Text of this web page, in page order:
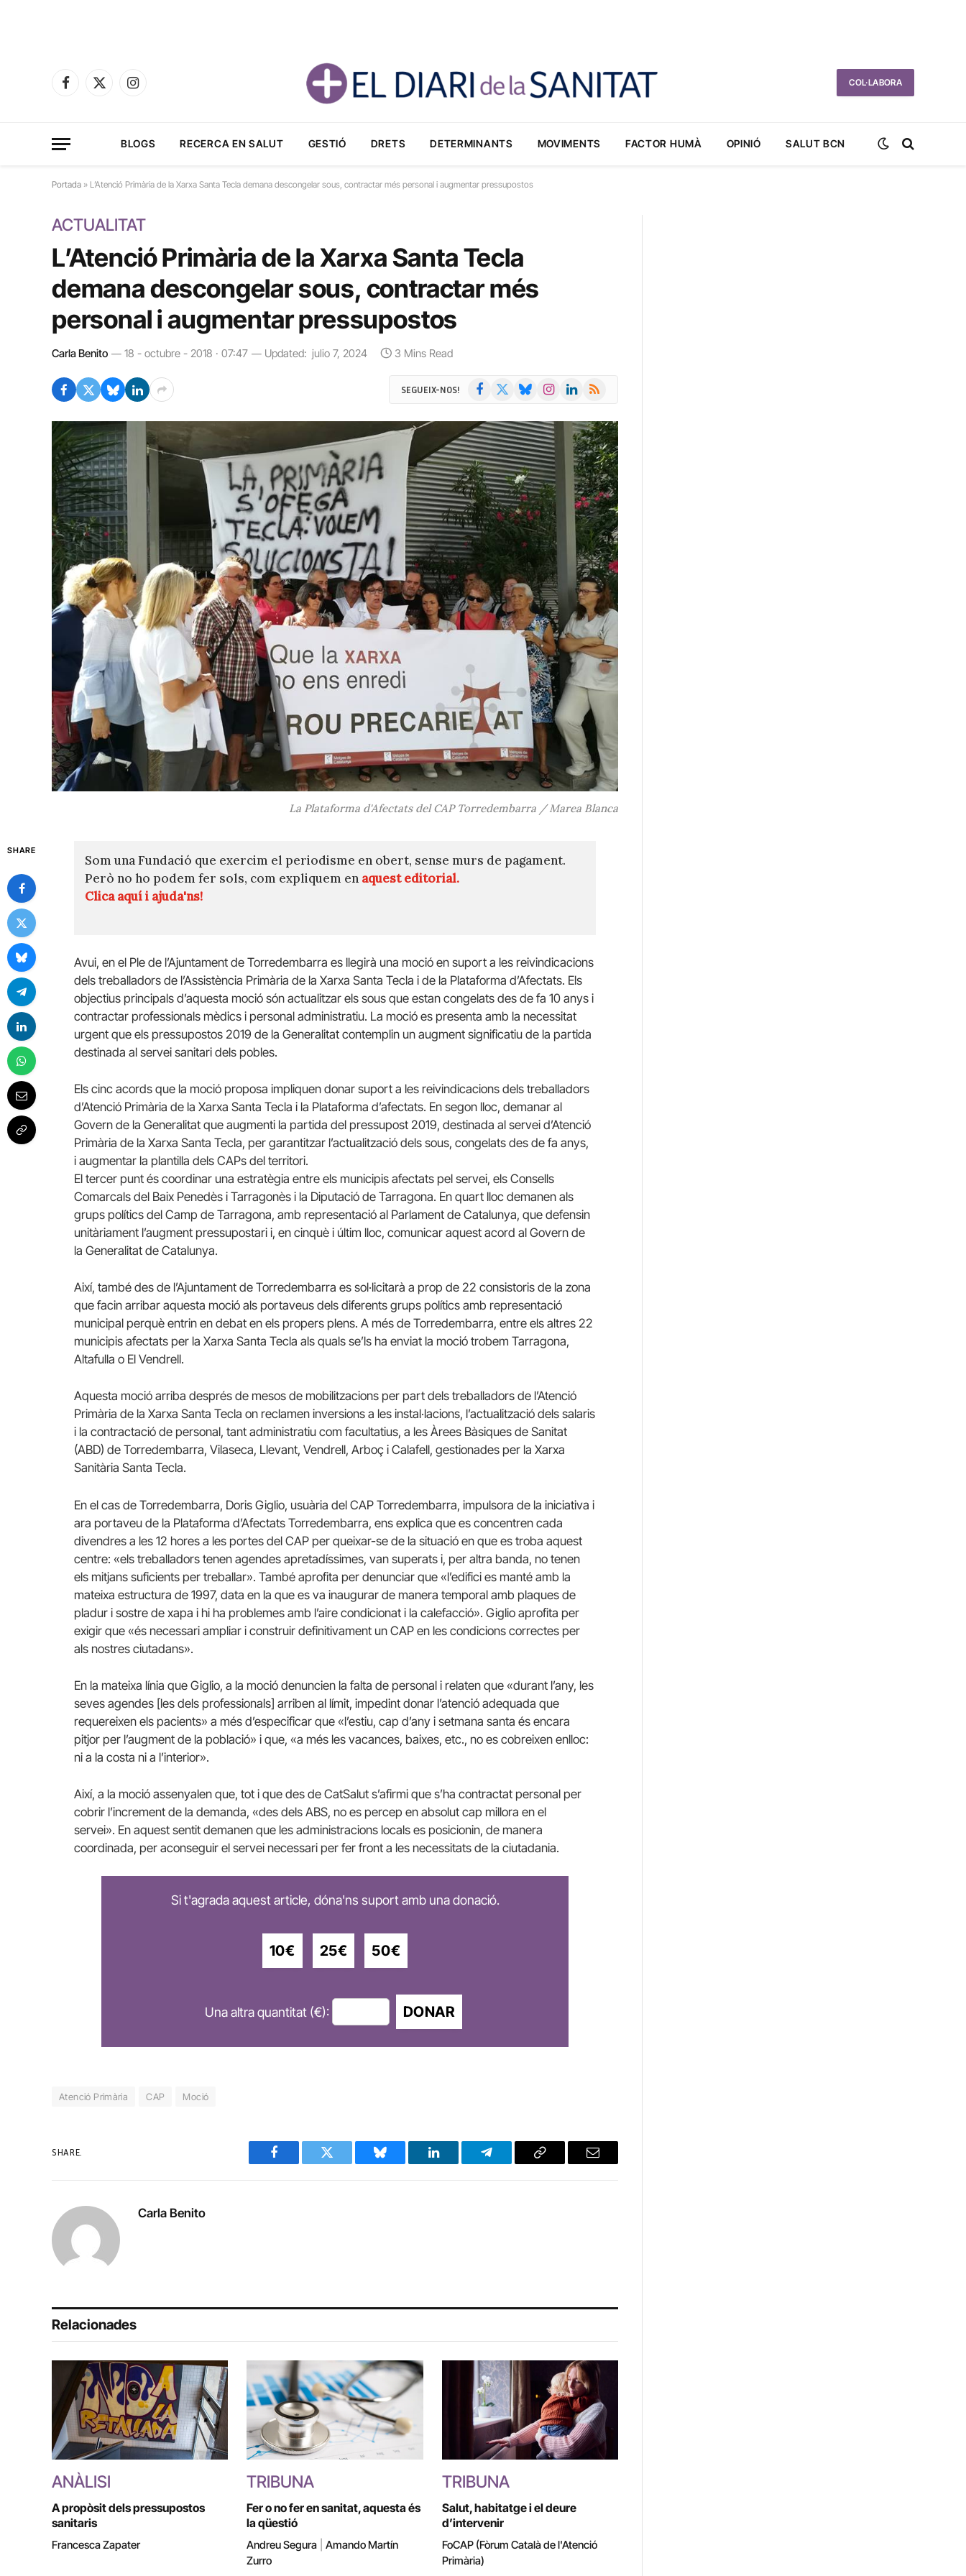
Facebook
X
Instagram
COL·LABORA
BLOGS RECERCA EN SALUT GESTIÓ DRETS DETERMINANTS MOVIMENTS FACTOR HUMÀ OPINIÓ SALUT BCN
Portada » L’Atenció Primària de la Xarxa Santa Tecla demana descongelar sous, contractar més personal i augmentar pressupostos
ACTUALITAT
L’Atenció Primària de la Xarxa Santa Tecla
demana descongelar sous, contractar més
personal i augmentar pressupostos
Carla Benito 18 - octubre - 2018 · 07:47 Updated: julio 7, 2024 3 Mins Read
SEGUEIX-NOS! Facebook BlueskyInstagramLinkedIn
RSS
La Plataforma d'Afectats del CAP Torredembarra / Marea Blanca
SHARE
Som una Fundació que exercim el periodisme en obert, sense murs de pagament.
Però no ho podem fer sols, com expliquem en aquest editorial.
Clica aquí i ajuda'ns!
Avui, en el Ple de l’Ajuntament de Torredembarra es llegirà una moció en suport a les reivindicacions
dels treballadors de l’Assistència Primària de la Xarxa Santa Tecla i de la Plataforma d’Afectats. Els
objectius principals d’aquesta moció són actualitzar els sous que estan congelats des de fa 10 anys i
contractar professionals mèdics i personal administratiu. La moció es presenta amb la necessitat
urgent que els pressupostos 2019 de la Generalitat contemplin un augment significatiu de la partida
destinada al servei sanitari dels pobles.
Els cinc acords que la moció proposa impliquen donar suport a les reivindicacions dels treballadors
d’Atenció Primària de la Xarxa Santa Tecla i la Plataforma d’afectats. En segon lloc, demanar al
Govern de la Generalitat que augmenti la partida del pressupost 2019, destinada al servei d’Atenció
Primària de la Xarxa Santa Tecla, per garantitzar l’actualització dels sous, congelats des de fa anys,
i augmentar la plantilla dels CAPs del territori.
El tercer punt és coordinar una estratègia entre els municipis afectats pel servei, els Consells
Comarcals del Baix Penedès i Tarragonès i la Diputació de Tarragona. En quart lloc demanen als
grups polítics del Camp de Tarragona, amb representació al Parlament de Catalunya, que defensin
unitàriament l’augment pressupostari i, en cinquè i últim lloc, comunicar aquest acord al Govern de
la Generalitat de Catalunya.
Així, també des de l’Ajuntament de Torredembarra es sol·licitarà a prop de 22 consistoris de la zona
que facin arribar aquesta moció als portaveus dels diferents grups polítics amb representació
municipal perquè entrin en debat en els propers plens. A més de Torredembarra, entre els altres 22
municipis afectats per la Xarxa Santa Tecla als quals se’ls ha enviat la moció trobem Tarragona,
Altafulla o El Vendrell.
Aquesta moció arriba després de mesos de mobilitzacions per part dels treballadors de l’Atenció
Primària de la Xarxa Santa Tecla on reclamen inversions a les instal·lacions, l’actualització dels salaris
i la contractació de personal, tant administratiu com facultatius, a les Àrees Bàsiques de Sanitat
(ABD) de Torredembarra, Vilaseca, Llevant, Vendrell, Arboç i Calafell, gestionades per la Xarxa
Sanitària Santa Tecla.
En el cas de Torredembarra, Doris Giglio, usuària del CAP Torredembarra, impulsora de la iniciativa i
ara portaveu de la Plataforma d’Afectats Torredembarra, ens explica que es concentren cada
divendres a les 12 hores a les portes del CAP per queixar-se de la situació en que es troba aquest
centre: «els treballadors tenen agendes apretadíssimes, van superats i, per altra banda, no tenen
els mitjans suficients per treballar». També aprofita per denunciar que «l’edifici es manté amb la
mateixa estructura de 1997, data en la que es va inaugurar de manera temporal amb plaques de
pladur i sostre de xapa i hi ha problemes amb l’aire condicionat i la calefacció». Giglio aprofita per
exigir que «és necessari ampliar i construir definitivament un CAP en les condicions correctes per
als nostres ciutadans».
En la mateixa línia que Giglio, a la moció denuncien la falta de personal i relaten que «durant l’any, les
seves agendes [les dels professionals] arriben al límit, impedint donar l’atenció adequada que
requereixen els pacients» a més d’especificar que «l’estiu, cap d’any i setmana santa és encara
pitjor per l’augment de la població» i que, «a més les vacances, baixes, etc., no es cobreixen enlloc:
ni a la costa ni a l’interior».
Així, a la moció assenyalen que, tot i que des de CatSalut s’afirmi que s’ha contractat personal per
cobrir l’increment de la demanda, «des dels ABS, no es percep en absolut cap millora en el
servei». En aquest sentit demanen que les administracions locals es posicionin, de manera
coordinada, per aconseguir el servei necessari per fer front a les necessitats de la ciutadania.
Si t'agrada aquest article, dóna'ns suport amb una donació.
10€ 25€ 50€
Una altra quantitat (€): DONAR
Atenció Primària CAP Moció
SHARE.
Facebook Twitter Bluesky LinkedIn Telegram Copy
Email
Carla Benito
Relacionades
ANÀLISI
A propòsit dels pressupostos
sanitaris
Francesca Zapater
TRIBUNA
Fer o no fer en sanitat, aquesta és
la qüestió
Andreu Segura |Amando Martín
Zurro
TRIBUNA
Salut, habitatge i el deure
d’intervenir
FoCAP (Fòrum Català de l'Atenció
Primària)